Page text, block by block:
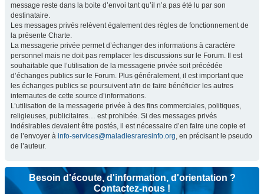
message reste dans la boite d’envoi tant qu’il n’a pas été lu par son
destinataire.
Les messages privés relèvent également des règles de fonctionnement de
la présente Charte.
La messagerie privée permet d’échanger des informations à caractère
personnel mais ne doit pas remplacer les discussions sur le Forum. Il est
souhaitable que l’utilisation de la messagerie privée soit précédée
d’échanges publics sur le Forum. Plus généralement, il est important que
les échanges publics se poursuivent afin de faire bénéficier les autres
internautes de cette source d’informations.
L’utilisation de la messagerie privée à des fins commerciales, politiques,
religieuses, publicitaires… est prohibée. Si des messages privés
indésirables devaient être postés, il est nécessaire d’en faire une copie et
de l’envoyer à info-services@maladiesraresinfo.org, en précisant le pseudo
de l’auteur.
Besoin d'écoute, d'information, d'orientation ?
Contactez-nous !